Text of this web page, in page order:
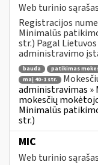
Web turinio sąrašas
Registracijos
Minimalūs
str.) Pagal
administravimo
bauda patikimas
maį 40-1 str.
administravimas »
mokesčių
Minimalūs
str.)
MIC
Web turinio sąrašas